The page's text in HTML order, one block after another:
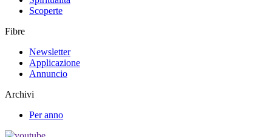
Scoperte
Fibre
Newsletter
Applicazione
Annuncio
Archivi
Per anno